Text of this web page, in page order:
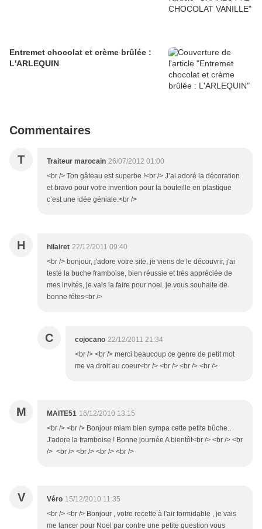
Entremet chocolat et crème brûlée :
L'ARLEQUIN
Commentaires
T Traiteur marocain 26/07/2012 01:00
<br /> Ton gâteau est superbe !<br /> J’ai adoré la décoration
et bravo pour votre invention pour la bouteille en plastique
c’est une idée géniale.<br />
H hilairet 22/12/2011 09:40
<br /> bonjour, j'adore votre site, je viens de le découvrir, j'ai
testé la buche framboise, bien réussie et trés appréciée de
mes invités, je vais la faire pour noel. je vous souhaite de
bonne fétes<br />
C cojocano 22/12/2011 21:34
<br /> <br /> merci beaucoup ce genre de petit mot
me va droit au coeur<br /> <br /> <br /> <br />
M MAITE51 16/12/2010 13:15
<br /> <br /> Bonjour miam bien sympa cette petite bûche..
J'adore la framboise ! Bonne journée A bientôt<br /> <br /> <br
/> <br /> <br /> <br /> <br />
V Véro 15/12/2010 11:35
<br /> <br /> Bonjour , votre recette à l'air formidable , je vais
me lancer pour Noel par contre une petite question vous